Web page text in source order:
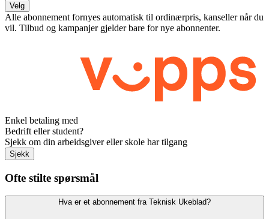
Velg
Alle abonnement fornyes automatisk til ordinærpris, kanseller når du
vil. Tilbud og kampanjer gjelder bare for nye abonnenter.
Enkel betaling med
Bedrift eller student?
Sjekk om din arbeidsgiver eller skole har tilgang
Sjekk
Ofte stilte spørsmål
Hva er et abonnement fra Teknisk Ukeblad?